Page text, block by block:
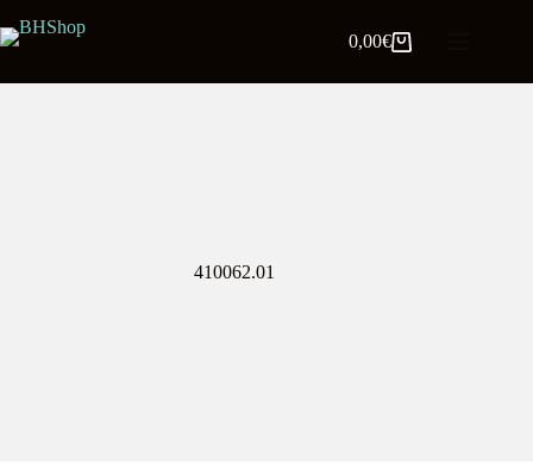
0,00€
410062.01